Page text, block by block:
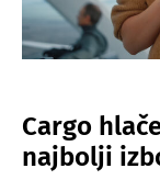
Cargo
najbolji